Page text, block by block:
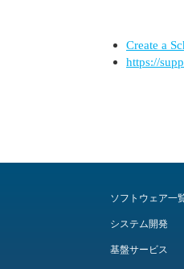
Create a
https://
ソフトウェア一
システム開発
基盤サービス